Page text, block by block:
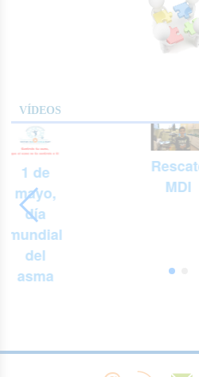
VÍDEOS
1 de
mayo,
día
mundial
del
asma
MDI